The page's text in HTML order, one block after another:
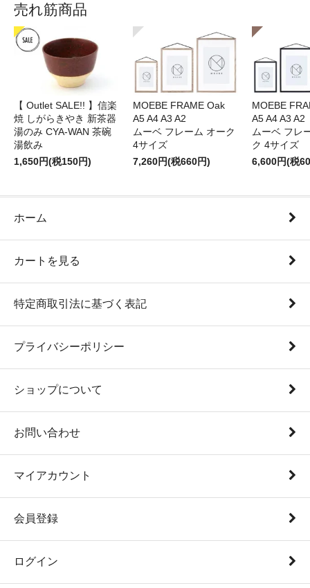
売れ筋商品
【 Outlet SALE!! 】信楽
焼 しがらきやき 新茶器
湯のみ CYA-WAN 茶碗
湯飲み
1,650円(税150円)
MOEBE FRAME Oak
A5 A4 A3 A2
ムーベ フレーム オーク
4サイズ
7,260円(税660円)
MOEBE
A5 A4 A3 A2
ムーベ フレ
ク 4サイズ
6,600円(税
ホーム
カートを見る
特定商取引法に基づく表記
プライバシーポリシー
ショップについて
お問い合わせ
マイアカウント
会員登録
ログイン